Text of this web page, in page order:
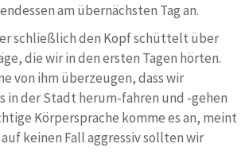
am übernächsten Tag an.
schließlich den Kopf schüttelt über
die wir in den ersten Tagen hörten.
von ihm überzeugen, dass wir
in der Stadt herum-fahren und -gehen
Körpersprache komme es an, meint
keinen Fall aggressiv sollten wir